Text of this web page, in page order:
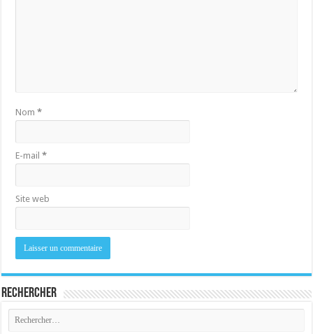
Nom*
E-mail*
Site web
Rechercher